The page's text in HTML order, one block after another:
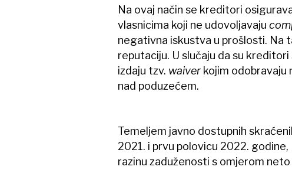
Na ovaj način se kreditori
vlasnicima koji ne udovoljavaju
negativna iskustva u prošlosti. Na
reputaciju. U slučaju da su
izdaju tzv. waiver kojim odobravaju
nad poduzećem.
Temeljem javno dostupnih
2021. i prvu polovicu 2022.
razinu zaduženosti s omjerom